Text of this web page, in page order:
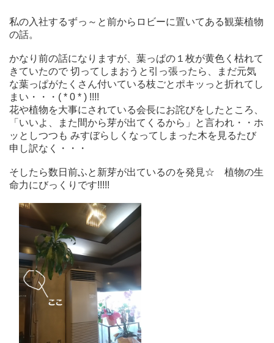
私の入社するずっ～と前からロビーに置いてある観葉植物
の話。
かなり前の話になりますが、葉っぱの１枚が黄色く枯れて
きていたので 切ってしまおうと引っ張ったら、まだ元気
な葉っぱがたくさん付いている枝ごとポキッっと折れてし
まい・・・( * 0 * ) !!!!
花や植物を大事にされている会長にお詫びをしたところ、
「いいよ、また間から芽が出てくるから」と言われ・・ホ
ッとしつつも みすぼらしくなってしまった木を見るたび
申し訳なく・・・
そしたら数日前ふと新芽が出ているのを発見☆ 植物の生
命力にびっくりです!!!!!